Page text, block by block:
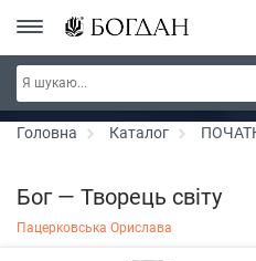
РОЗПРОДАЖ ~ 150 грн ~ 200 грн ~
300 грн ~ РОЗПРОДАЖ
Головна Каталог
Бог — Творець світу
Пацерковська Орислава